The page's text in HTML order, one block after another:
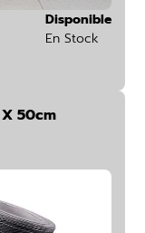
Disponible
En Stock
50cm